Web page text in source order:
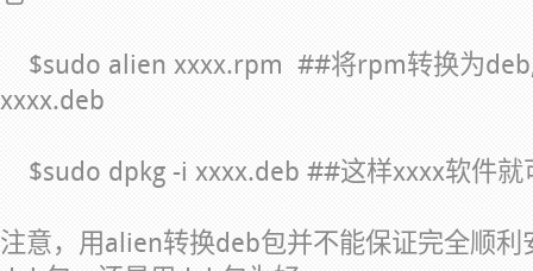
$sudo alien xxxx.rpm ##将rpm转换为
xxxx.deb
$sudo dpkg -i xxxx.deb ##这样xxxx软件就
注意，用alien转换deb包并不能保证完全顺利